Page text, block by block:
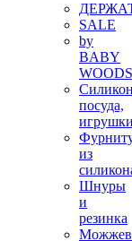
SALE
by
BABY
WOODS
посуда,
игрушки
из
Шнуры
и
резинка